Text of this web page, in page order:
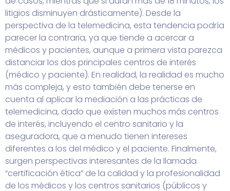
litigios disminuyen drásticamente). Desde la
perspectiva de la telemedicina, esta tendencia podría
parecer la contraria, ya que tiende a acercar a
médicos y pacientes, aunque a primera vista parezca
distanciar los dos principales centros de interés
(médico y paciente). En realidad, la realidad es mucho
más compleja, y esto también debe tenerse en
cuenta al aplicar la mediación a las prácticas de
telemedicina, dado que existen muchos más centros
de interés, incluyendo el centro sanitario y la
aseguradora, que a menudo tienen intereses
diferentes a los del médico y el paciente. Finalmente,
surgen perspectivas interesantes de la llamada
“certificación ética” de la calidad y la profesionalidad
de los médicos y los centros sanitarios (públicos y